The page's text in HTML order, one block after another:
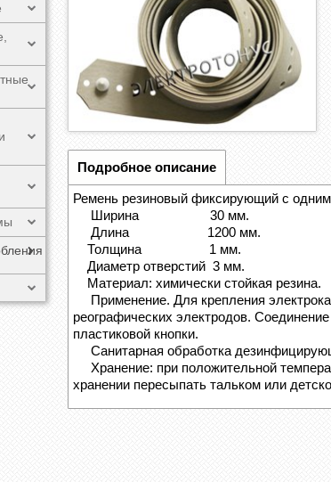
Подробное описание
Ремень резиновый фиксирующий с
Ширина 30 мм.
Длина 1200 мм.
Толщина 1 мм.
Диаметр отверстий 3 мм.
Материал: химически стойкая резина.
Применение. Для крепления
реографических электродов.
пластиковой кнопки.
Санитарная обработка
Хранение: при положительной
хранении пересыпать тальком или